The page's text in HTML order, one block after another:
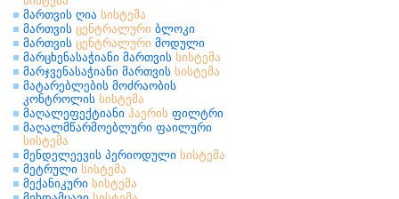
მართვის ღია სისტემა
მართვის ცენტრალური ბლოკი
მართვის ცენტრალური მოდული
მარცხენასაჭიანი მართვის სისტემა
მარჯვენასაჭიანი მართვის სისტემა
მატარებლების მოძრაობის
კონტროლის სისტემა
მაღალეფექტიანი ჰაერის ფილტრი
მაღალმწარმოებლური ფაილური
სისტემა
მენდელეევის პერიოდული სისტემა
მეტრული სისტემა
მექანიკური სისტემა